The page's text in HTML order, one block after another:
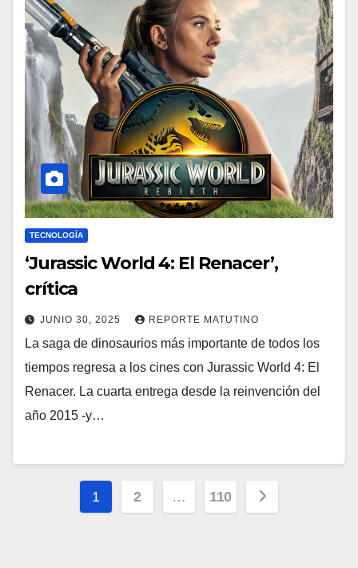
TECNOLOGÍA
‘Jurassic World 4: El Renacer’,
crítica
JUNIO 30, 2025 REPORTE MATUTINO
La saga de dinosaurios más importante de todos los
tiempos regresa a los cines con Jurassic World 4: El
Renacer. La cuarta entrega desde la reinvención del
año 2015 -y…
Paginación
1 2 … 110